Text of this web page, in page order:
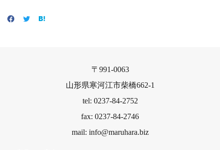
〒991-0063
山形県寒河江市柴橋662-1
tel: 0237-84-2752
fax: 0237-84-2746
mail: info@maruhara.biz